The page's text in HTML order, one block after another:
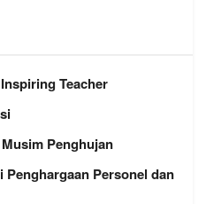
Teacher
Penghujan
Personel dan